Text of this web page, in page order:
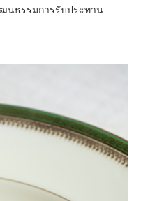
นธรรมการรับประทาน